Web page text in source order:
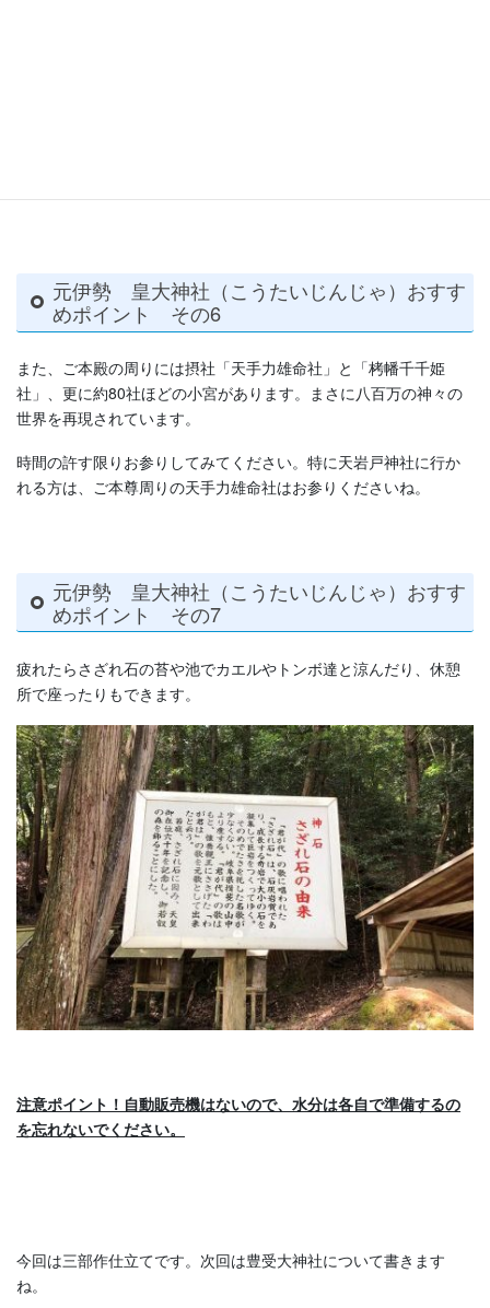
元伊勢 皇大神社（こうたいじんじゃ）おすす
めポイント その6
また、ご本殿の周りには摂社「天手力雄命社」と「栲幡千千姫
社」、更に約80社ほどの小宮があります。まさに八百万の神々の
世界を再現されています。
時間の許す限りお参りしてみてください。特に天岩戸神社に行か
れる方は、ご本尊周りの天手力雄命社はお参りくださいね。
元伊勢 皇大神社（こうたいじんじゃ）おすす
めポイント その7
疲れたらさざれ石の苔や池でカエルやトンボ達と涼んだり、休憩
所で座ったりもできます。
注意ポイント！自動販売機はないので、水分は各自で準備するの
を忘れないでください。
今回は三部作仕立てです。次回は豊受大神社について書きます
ね。